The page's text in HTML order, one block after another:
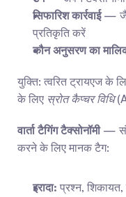
सिफारिश कार्रवाई — जैसे
प्रतिकृति करें
कौन अनुसरण का
युक्ति: त्वरित ट्रायएज के
के लिए स्रोत कैप्चर विधि
वार्ता टैगिंग टैक्सोनॉमी —
करने के लिए मानक टैग:
इरादा: प्रश्न, शिकायत,